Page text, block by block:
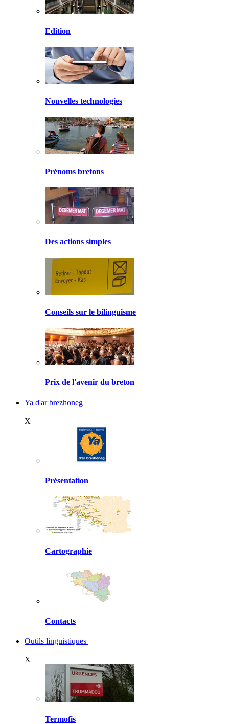
Edition
Nouvelles technologies
Prénoms bretons
Des actions simples
Conseils sur le bilinguisme
Prix de l'avenir du breton
Ya d'ar brezhoneg
X
Présentation
Cartographie
Contacts
Outils linguistiques
X
Termofis